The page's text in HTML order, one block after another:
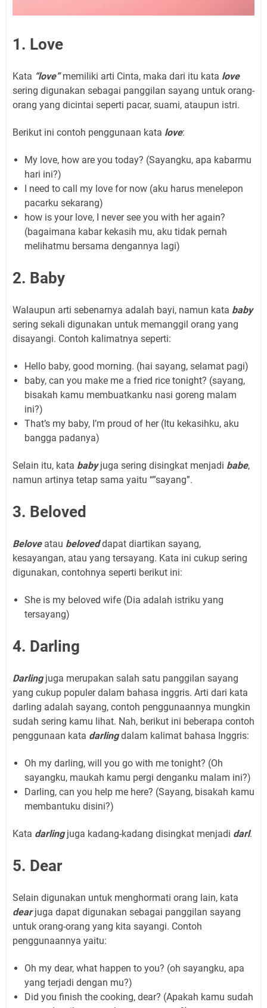
1. Love
Kata “love”memiliki arti Cinta, maka dari itu kata love
sering digunakan sebagai panggilan sayang untuk orang-
orang yang dicintai seperti pacar, suami, ataupun istri.
Berikut ini contoh penggunaan kata love:
My love, how are you today? (Sayangku, apa kabarmu
hari ini?)
I need to call my love for now (aku harus menelepon
pacarku sekarang)
how is your love, I never see you with her again?
(bagaimana kabar kekasih mu, aku tidak pernah
melihatmu bersama dengannya lagi)
2. Baby
Walaupun arti sebenarnya adalah bayi, namun kata baby
sering sekali digunakan untuk memanggil orang yang
disayangi. Contoh kalimatnya seperti:
Hello baby, good morning. (hai sayang, selamat pagi)
baby, can you make me a fried rice tonight? (sayang,
bisakah kamu membuatkanku nasi goreng malam
ini?)
That’s my baby, I’m proud of her (Itu kekasihku, aku
bangga padanya)
Selain itu, kata babyjuga sering disingkat menjadi babe,
namun artinya tetap sama yaitu “”sayang”.
3. Beloved
Beloveatau beloveddapat diartikan sayang,
kesayangan, atau yang tersayang. Kata ini cukup sering
digunakan, contohnya seperti berikut ini:
She is my beloved wife (Dia adalah istriku yang
tersayang)
4. Darling
Darlingjuga merupakan salah satu panggilan sayang
yang cukup populer dalam bahasa inggris. Arti dari kata
darling adalah sayang, contoh penggunaannya mungkin
sudah sering kamu lihat. Nah, berikut ini beberapa contoh
penggunaan kata darlingdalam kalimat bahasa Inggris:
Oh my darling, will you go with me tonight? (Oh
sayangku, maukah kamu pergi denganku malam ini?)
Darling, can you help me here? (Sayang, bisakah kamu
membantuku disini?)
Kata darlingjuga kadang-kadang disingkat menjadi darl.
5. Dear
Selain digunakan untuk menghormati orang lain, kata
dearjuga dapat digunakan sebagai panggilan sayang
untuk orang-orang yang kita sayangi. Contoh
penggunaannya yaitu:
Oh my dear, what happen to you? (oh sayangku, apa
yang terjadi dengan mu?)
Did you finish the cooking, dear? (Apakah kamu sudah